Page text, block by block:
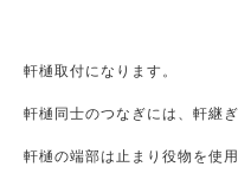
軒樋取付になります。
軒樋同士のつなぎには、軒継
軒樋の端部は止まり役物を使用